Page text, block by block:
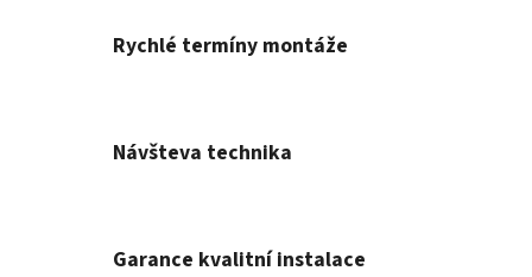
Rychlé termíny montáže
Návšteva technika
Garance kvalitní instalace